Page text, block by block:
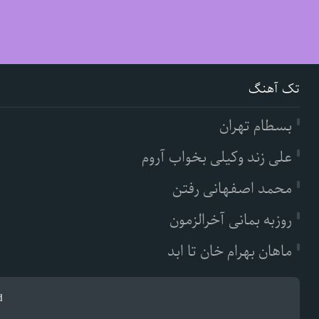
تک آهنگ
بسطام تهران
علی زند وکیلی بخواب آروم
محمد اصفهانی رفتن
روزبه بمانی آخرالزمون
ماهان بهرام خان تا ابد